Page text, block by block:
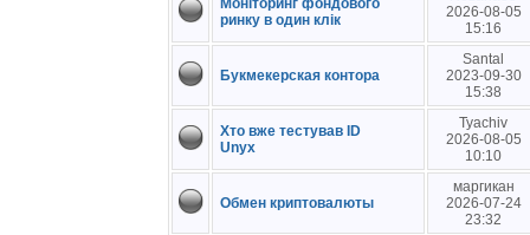
Моніторинг фондового
ринку в один клік
2026-08-05
15:16
Букмекерская контора
Santal
2023-09-30
15:38
Хто вже тестував ID
Unyx
Tyachiv
2026-08-05
10:10
Обмен криптовалюты
маргикан
2026-07-24
23:32